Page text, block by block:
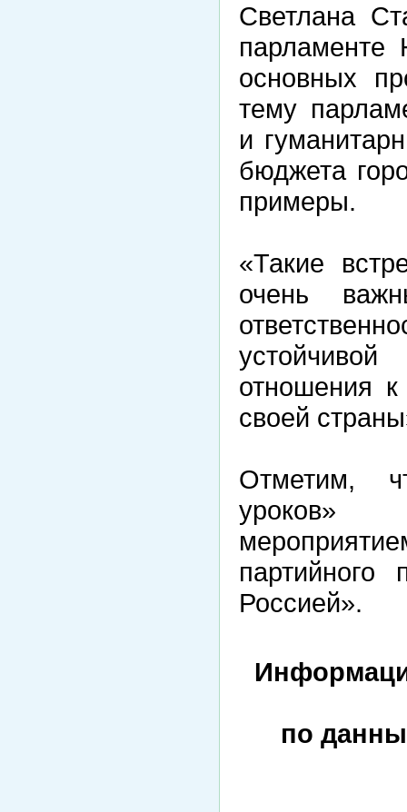
Светлана
парламенте
основных
тему
и
бюджета
примеры.
«Такие
очень
отношения
своей
Отметим,
уроков»
Россией».
по